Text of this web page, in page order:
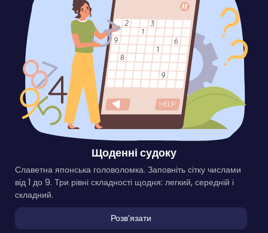
Щоденні судоку
Славетна японська головоломка. Заповніть сітку числами
від 1 до 9. Три рівні складності щодня: легкий, середній і
складний.
Розвʼязати